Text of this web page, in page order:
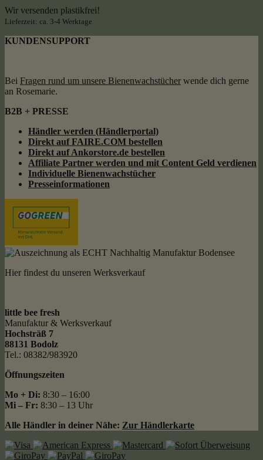
Wir versenden plastikfrei!
Lieferzeit: ca. 3-4 Werktage
KUNDENSUPPORT
Bei Fragen rund um unsere Bienenwachstücher wende dich gerne
an Rosemarie.
B2B + PRESSE
Händler werden (Händlerportal)
Direkt auf FAIRE.COM bestellen
Direkt auf Ankorstore.de bestellen
Affiliate Partner werden und mit Content Geld verdienen
Individuelle Bienenwachstücher
Presseinformationen
Hier findest du unseren Werksverkauf
little bee fresh
Manufaktur & Werksverkauf
Hochsträß 7
88131 Bodolz
Tel.: 08382/983920
Öffnungszeiten
Mo + Di: 8:30 – 16:00
Mi – Fr: 8:30 – 13 Uhr
Alle Händler in deiner Nähe: Zur Händlerkarte